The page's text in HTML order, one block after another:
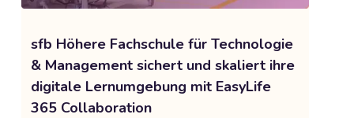
sfb Höhere Fachschule für Technologie
& Management sichert und skaliert ihre
digitale Lernumgebung mit EasyLife
365 Collaboration